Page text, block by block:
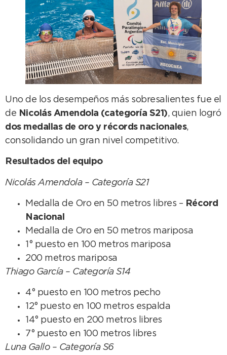
Uno de los desempeños más sobresalientes fue el
de Nicolás Amendola (categoría S21), quien logró
dos medallas de oro y récords nacionales,
consolidando un gran nivel competitivo.
Resultados del equipo
Nicolás Amendola – Categoría S21
Medalla de Oro en 50 metros libres – Récord
Nacional
Medalla de Oro en 50 metros mariposa
1° puesto en 100 metros mariposa
200 metros mariposa
Thiago García – Categoría S14
4° puesto en 100 metros pecho
12° puesto en 100 metros espalda
14° puesto en 200 metros libres
7° puesto en 100 metros libres
Luna Gallo – Categoría S6